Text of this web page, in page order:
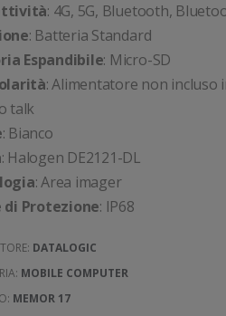
: 4G, 5G, Bluetooth,
: Batteria Standard
Espandibile: Micro-SD
: Alimentatore non incluso
talk
: Bianco
: Halogen DE2121-DL
: Area imager
di Protezione: IP68
DATALOGIC
MOBILE COMPUTER
MEMOR 17